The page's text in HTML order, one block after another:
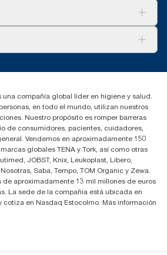
una compañía global líder en higiene y salud.
en todo el mundo, utilizan nuestros
Nuestro propósito es romper barreras
de consumidores, pacientes, cuidadores,
Vendemos en aproximadamente 150
globales TENA y Tork, así como otras
JOBST, Knix, Leukoplast, Libero,
Saba, Tempo, TOM Organic y Zewa.
de aproximadamente 13 mil millones de euros
La sede de la compañía está ubicada en
cotiza en Nasdaq Estocolmo. Más información